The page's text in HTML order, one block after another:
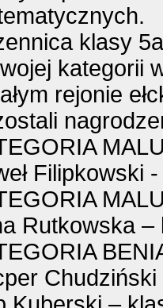
klasy
kategorii
rejonie
Filipkowski
Rutkowska